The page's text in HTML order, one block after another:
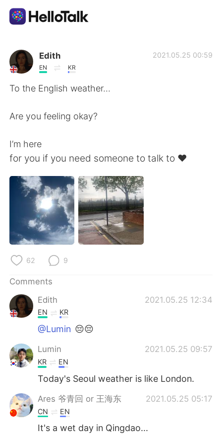
Language Exchange App
AI Grammar Checker
Español العربية
Français Deutsch
日本語 한국어
Türkçe
Português
Edith
EN KR
2021.05.25 00:59
To the English weather...
Are you feeling okay?
I’m here
for you if you need someone to talk to ❤️
62 9
Comments
Edith
2021.05.25 12:34
EN KR
@Lumin 😔😔
Lumin 2021.05.25 09:57
KR EN
Today's Seoul weather is like London.
Ares 爷青回 or 王海东 2021.05.25 05:17
CN EN
It's a wet day in Qingdao...